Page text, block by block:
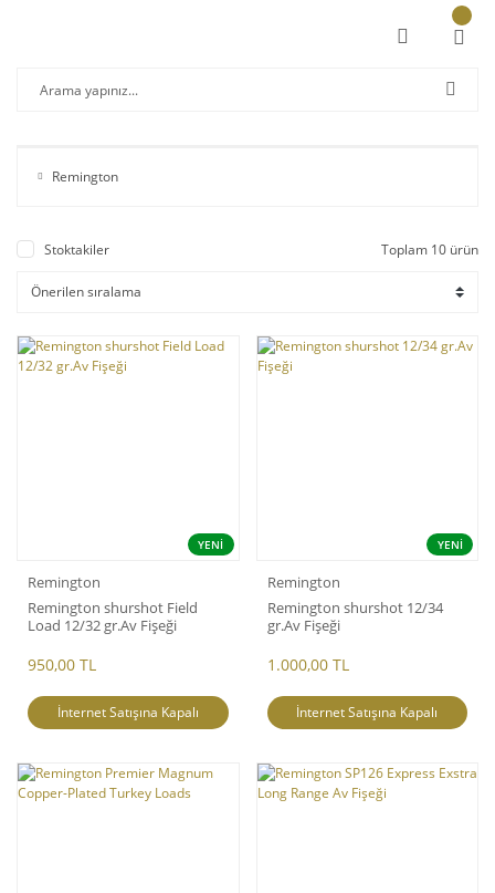
Remington
Stoktakiler Toplam 10 ürün
YENİ
Remington
Remington shurshot Field
Load 12/32 gr.Av Fişeği
950,00 TL
İnternet Satışına Kapalı
YENİ
Remington
Remington shurshot 12/34
gr.Av Fişeği
1.000,00 TL
İnternet Satışına Kapalı